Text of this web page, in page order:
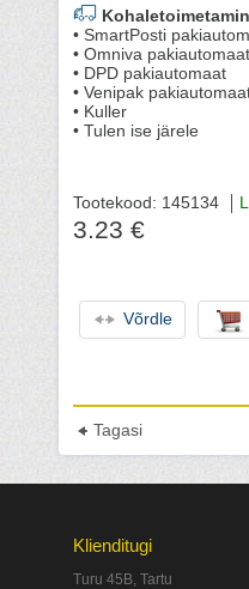
• SmartPosti
• Omniva pakiautomaat
• DPD pakiautomaat
• Venipak
• Kuller
• Tulen ise järele
Tootekood: 145134
3.23 €
Võrdle
Tagasi
Klienditugi
Turu 45B, Tartu